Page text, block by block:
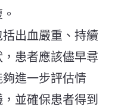
出血嚴重、持續
患者應該儘早尋
進一步評估情
並確保患者得到